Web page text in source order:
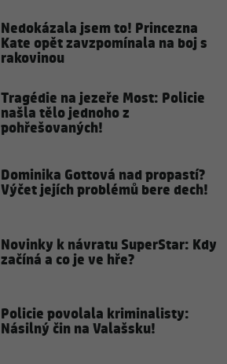
Nedokázala jsem to! Princezna
Kate opět zavzpomínala na boj s
rakovinou
Tragédie na jezeře Most: Policie
našla tělo jednoho z
pohřešovaných!
Dominika Gottová nad propastí?
Výčet jejích problémů bere dech!
Novinky k návratu SuperStar: Kdy
začíná a co je ve hře?
Policie povolala kriminalisty:
Násilný čin na Valašsku!